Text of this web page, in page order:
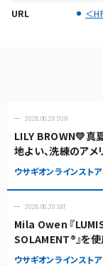
URL ＜
2026.06.28 SUN
LILY BROWN💛真
地よい、洗練のアメ
ーブワンピース
ウサギオンラインストア
2026.06.20 SAT
Mila Owen 『
SOLAMENT®』を
バーサイズジャケット
ウサギオンラインストア